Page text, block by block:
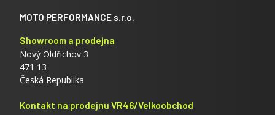
MOTO PERFORMANCE s.r.o.
Showroom a prodejna
Nový Oldřichov 3
471 13
Česká Republika
Kontakt na prodejnu VR46/Velkoobchod